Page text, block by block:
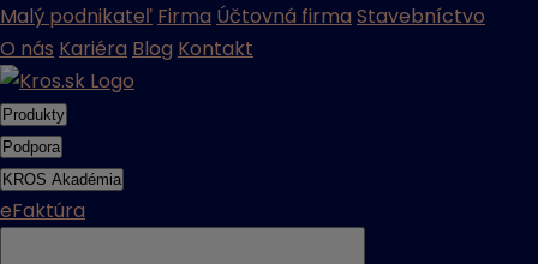
Malý podnikateľ Firma Účtovná firma Stavebníctvo
O nás Kariéra Blog Kontakt
Produkty
Podpora
KROS Akadémia
eFaktúra